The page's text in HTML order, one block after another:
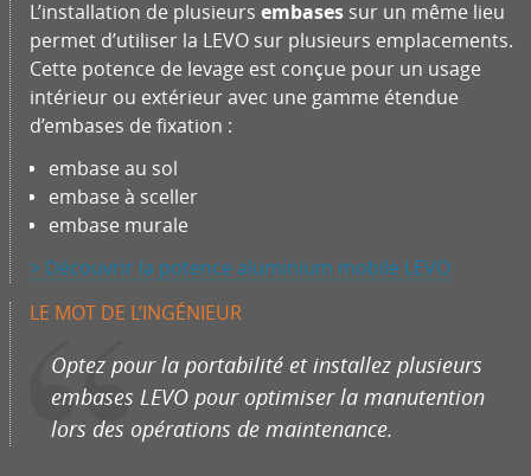
L’installation de plusieurs embases sur un même lieu
permet d’utiliser la LEVO sur plusieurs emplacements.
Cette potence de levage est conçue pour un usage
intérieur ou extérieur avec une gamme étendue
d’embases de fixation :
embase au sol
embase à sceller
embase murale
> Découvrir la potence aluminium mobile LEVO
LE MOT DE L’INGÉNIEUR
Optez pour la portabilité et installez plusieurs
embases LEVO pour optimiser la manutention
lors des opérations de maintenance.